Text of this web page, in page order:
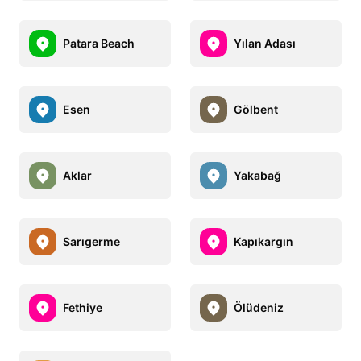
Patara Beach Yılan Adası
Esen Gölbent
Aklar Yakabağ
Sarıgerme Kapıkargın
Fethiye Ölüdeniz